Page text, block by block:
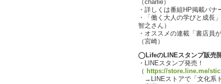
（charlie）
・詳しくは番組HP掲載バ
・「働く大人の学びと成長
智之さん）
・オススメの連載「書店員
（宮崎）
◯LifeのLINEスタンプ販売
・LINEスタンプ発売！
（ https://store.line.me/
→LINEストアで「文化系